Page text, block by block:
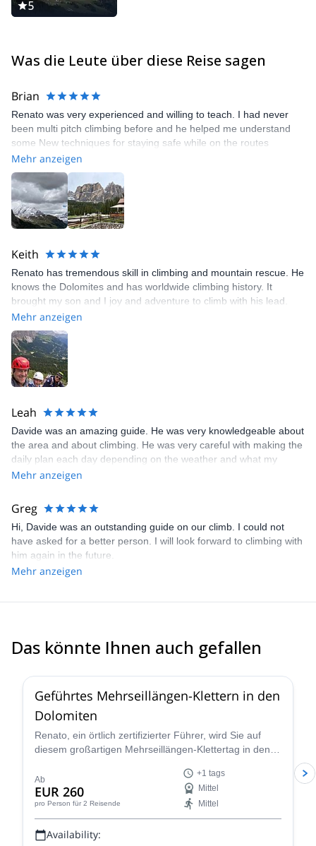
5
Was die Leute über diese Reise sagen
Brian
Renato was very experienced and willing to teach. I had never
been multi pitch climbing before and he helped me understand
some New techniques for staying safe while on the routes
Mehr anzeigen
Keith
Renato has tremendous skill in climbing and mountain rescue. He
knows the Dolomites and has worldwide climbing history. It
brought my son and I joy and adventure to climb with his lead.
Thank you Renator. I recommend his climbing guide skills and he
is extremely helpful and friendly.
Mehr anzeigen
Leah
Davide was an amazing guide. He was very knowledgeable about
the area and about climbing. He was very careful with making the
daily plan each day depending on the weather and what my
interests were. He is very patient and great with beginners. He
very highly.
Mehr anzeigen
Greg
Hi, Davide was an outstanding guide on our climb. I could not
have asked for a better person. I will look forward to climbing with
him again in the future.
Mehr anzeigen
Das könnte Ihnen auch gefallen
4.7
Geführtes Mehrseillängen-Klettern in den
Dolomiten
Renato, ein örtlich zertifizierter Führer, wird Sie auf
diesem großartigen Mehrseillängen-Klettertag in den
Ab
EUR 260
pro Person für 2 Reisende
+1 tags
Mittel
Mittel
Availability: